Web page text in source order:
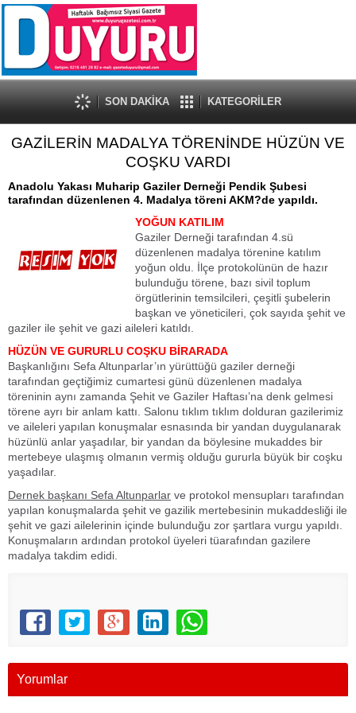
SON DAKİKA KATEGORİLER
GAZİLERİN MADALYA TÖRENİNDE HÜZÜN VE
COŞKU VARDI
Anadolu Yakası Muharip Gaziler Derneği Pendik Şubesi
tarafından düzenlenen 4. Madalya töreni AKM?de yapıldı.
YOĞUN KATILIM
Gaziler Derneği tarafından 4.sü
düzenlenen madalya törenine katılım
yoğun oldu. İlçe protokolünün de hazır
bulunduğu törene, bazı sivil toplum
örgütlerinin temsilcileri, çeşitli şubelerin
başkan ve yöneticileri, çok sayıda şehit ve
gaziler ile şehit ve gazi aileleri katıldı.
HÜZÜN VE GURURLU COŞKU BİRARADA
Başkanlığını Sefa Altunparlar’ın yürüttüğü gaziler derneği
tarafından geçtiğimiz cumartesi günü düzenlenen madalya
töreninin aynı zamanda Şehit ve Gaziler Haftası’na denk gelmesi
törene ayrı bir anlam kattı. Salonu tıklım tıklım dolduran gazilerimiz
ve aileleri yapılan konuşmalar esnasında bir yandan duygulanarak
hüzünlü anlar yaşadılar, bir yandan da böylesine mukaddes bir
mertebeye ulaşmış olmanın vermiş olduğu gururla büyük bir coşku
yaşadılar.
Dernek başkanı Sefa Altunparlar ve protokol mensupları tarafından
yapılan konuşmalarda şehit ve gazilik mertebesinin mukaddesliği ile
şehit ve gazi ailelerinin içinde bulunduğu zor şartlara vurgu yapıldı.
Konuşmaların ardından protokol üyeleri tüarafından gazilere
madalya takdim edidi.
Yorumlar